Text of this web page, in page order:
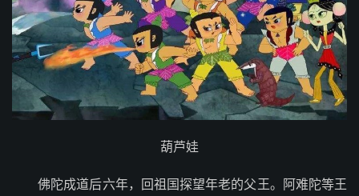
葫芦娃
佛陀成道后六年，回祖国探望年老的父王。阿难陀等王